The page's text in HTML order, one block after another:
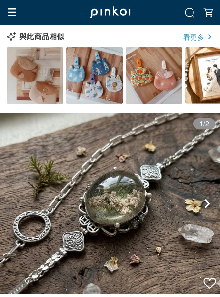
與此商品相似 看更多
1/2